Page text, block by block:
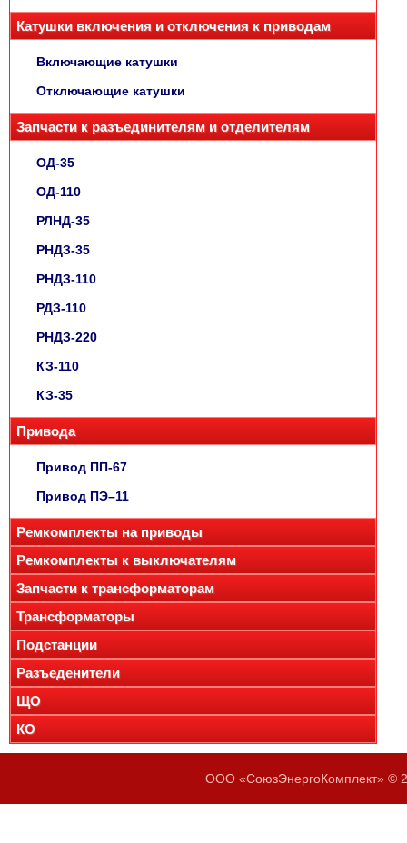
Катушки включения и отключения к приводам
Включающие катушки
Отключающие катушки
Запчасти к разъединителям и отделителям
ОД-35
ОД-110
РЛНД-35
РНДЗ-35
РНДЗ-110
РДЗ-110
РНДЗ-220
КЗ-110
КЗ-35
Привода
Привод ПП-67
Привод ПЭ–11
Ремкомплекты на приводы
Ремкомплекты к выключателям
Запчасти к трансформаторам
Трансформаторы
Подстанции
Разъеденители
ЩО
КО
ООО «СоюзЭнергоКомплект» ©